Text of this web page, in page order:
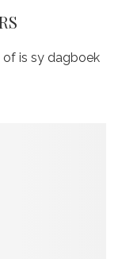
is sy dagboek